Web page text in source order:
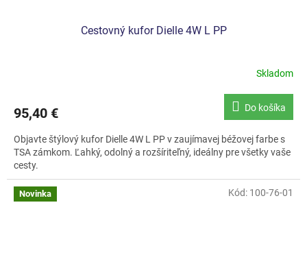
Cestovný kufor Dielle 4W L PP
Skladom
95,40 € Do košíka
Objavte štýlový kufor Dielle 4W L PP v zaujímavej béžovej farbe s
TSA zámkom. Ľahký, odolný a rozšíriteľný, ideálny pre všetky vaše
cesty.
Novinka Kód: 100-76-01